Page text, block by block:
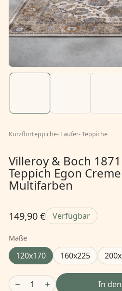
Kurzflorteppiche- Läufer-Teppiche
Villeroy & Boch
Teppich Egon Creme
Multifarben
149,90 € Verfügbar
Maße
120x170 160x225
1 In